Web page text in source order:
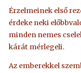
Érzelmeinek első
érdeke neki
minden nemes
kárát mérlegeli.
Az emberekkel